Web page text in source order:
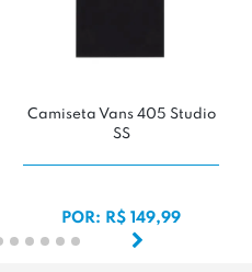
Camiseta Vans 405 Studio
SS
POR: R$ 149,99